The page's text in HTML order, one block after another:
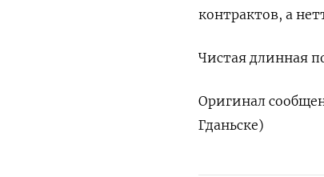
контрактов, а
Чистая длинная
Оригинал
Гданьске)